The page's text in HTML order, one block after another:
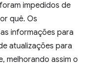
impedidos de
quê. Os
informações para
atualizações para
melhorando assim o